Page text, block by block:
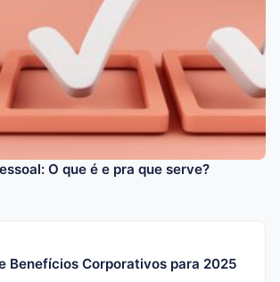
O que é e pra que serve?
Benefícios Corporativos para 2025